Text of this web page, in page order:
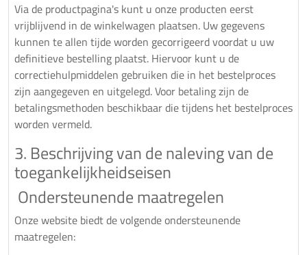
Via de productpagina's kunt u onze producten eerst
vrijblijvend in de winkelwagen plaatsen. Uw gegevens
kunnen te allen tijde worden gecorrigeerd voordat u uw
definitieve bestelling plaatst. Hiervoor kunt u de
correctiehulpmiddelen gebruiken die in het bestelproces
zijn aangegeven en uitgelegd. Voor betaling zijn de
betalingsmethoden beschikbaar die tijdens het bestelproces
worden vermeld.
3. Beschrijving van de naleving van de
toegankelijkheidseisen
Ondersteunende maatregelen
Onze website biedt de volgende ondersteunende
maatregelen: